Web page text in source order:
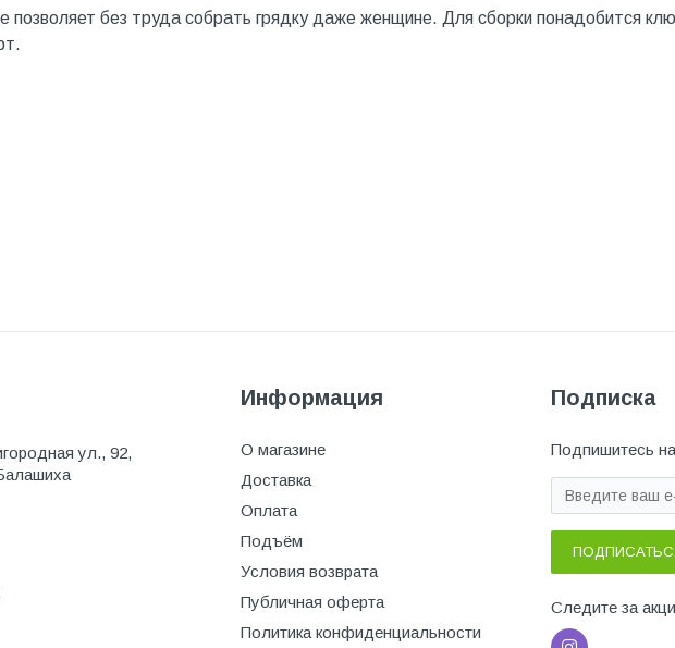
позволяет без труда собрать грядку даже женщине. Для сборки понадобится
ул., 92,
Информация
О магазине
Доставка
Оплата
Подъём
Условия возврата
Публичная оферта
Политика конфиденциальности
Подписка
Подпишитесь
Следите за